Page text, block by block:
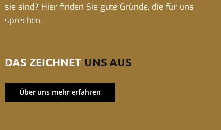
sie sind? Hier finden Sie gute Gründe, die für uns
sprechen.
DAS ZEICHNET UNS AUS
Über uns mehr erfahren